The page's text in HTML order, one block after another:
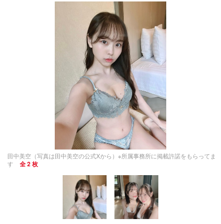
田中美空（写真は田中美空の公式Xから）※所属事務所に掲載許諾をもらってま
す
全 2 枚